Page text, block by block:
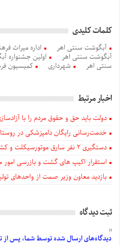
کلمات کلیدی
آبگوشت سنتی اهر اداره میراث
آبگوشت سنتی اهر
اولین جشنواره
سنتی اهر
شهرداری کمیسیون
اخبار مرتبط
دولت باید حق و حقوق مردم را با
خدمت‌رسانی رایگان دامپزشکی در
دستگيری ۲ نفر سارق موتورسیکلت و کشف موتورسیکلت‌های سرقتی در اهر
استقرار اکیپ های گشت و بازرسی امور
بازدید معاون وزیر صمت از واحدهای
ثبت دیدگاه
دیدگاه‌هایارسالشدهتوسط شما، پس از